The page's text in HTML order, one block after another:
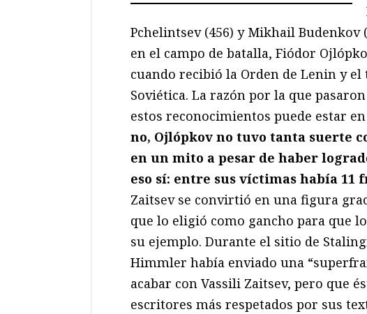
Pchelintsev (456) y Mikhail Budenkov
en el campo de batalla, Fiódor
cuando recibió la Orden de Lenin y
Soviética. La razón por la que
estos reconocimientos puede estar
no, Ojlópkov no tuvo tanta suerte
en un mito a pesar de haber
eso sí: entre sus víctimas había 11
Zaitsev se convirtió en una figura
que lo eligió como gancho para que
su ejemplo. Durante el sitio de
Himmler había enviado una
acabar con Vassili Zaitsev, pero que
escritores más respetados por sus